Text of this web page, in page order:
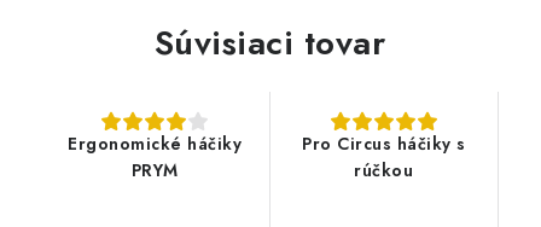
Súvisiaci tovar
Ergonomické háčiky
PRYM
Pro Circus háčiky s
rúčkou